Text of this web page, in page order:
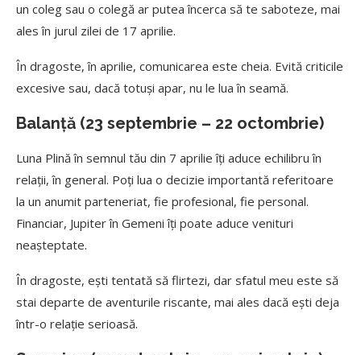
un coleg sau o colegă ar putea încerca să te saboteze, mai
ales în jurul zilei de 17 aprilie.
În dragoste, în aprilie, comunicarea este cheia. Evită criticile
excesive sau, dacă totuși apar, nu le lua în seamă.
Balanță (23 septembrie – 22 octombrie)
Luna Plină în semnul tău din 7 aprilie îți aduce echilibru în
relații, în general. Poți lua o decizie importantă referitoare
la un anumit parteneriat, fie profesional, fie personal.
Financiar, Jupiter în Gemeni îți poate aduce venituri
neașteptate.
În dragoste, ești tentată să flirtezi, dar sfatul meu este să
stai departe de aventurile riscante, mai ales dacă ești deja
într-o relație serioasă.